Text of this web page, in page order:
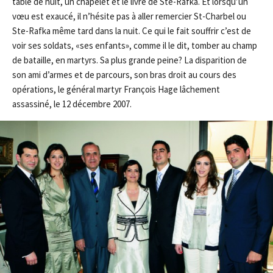
vœu est exaucé, il n’hésite pas à aller remercier St-Charbel ou
Ste-Rafka même tard dans la nuit. Ce qui le fait souffrir c’est de
voir ses soldats, «ses enfants», comme il le dit, tomber au champ
de bataille, en martyrs. Sa plus grande peine? La disparition de
son ami d’armes et de parcours, son bras droit au cours des
opérations, le général martyr François Hage lâchement
assassiné, le 12 décembre 2007.